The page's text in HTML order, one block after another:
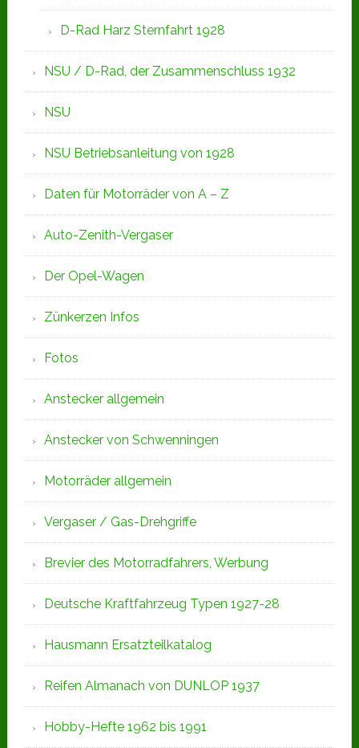
D-Rad Harz Sternfahrt 1928
NSU / D-Rad, der Zusammenschluss 1932
NSU
NSU Betriebsanleitung von 1928
Daten für Motorräder von A – Z
Auto-Zenith-Vergaser
Der Opel-Wagen
Zünkerzen Infos
Fotos
Anstecker allgemein
Anstecker von Schwenningen
Motorräder allgemein
Vergaser / Gas-Drehgriffe
Brevier des Motorradfahrers, Werbung
Deutsche Kraftfahrzeug Typen 1927-28
Hausmann Ersatzteilkatalog
Reifen Almanach von DUNLOP 1937
Hobby-Hefte 1962 bis 1991